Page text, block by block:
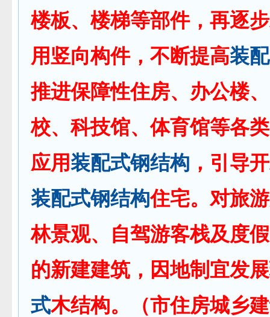
楼板、楼梯等部件，再逐
用竖向构件，不断提高装
推进保障性住房、办公楼
校、科技馆、体育馆等各
应用装配式钢结构 ，引导
装配式钢结构住宅。对旅
林景观、自驾游客栈及度
的新建建筑，因地制宜发
式木结构。（市住房城乡